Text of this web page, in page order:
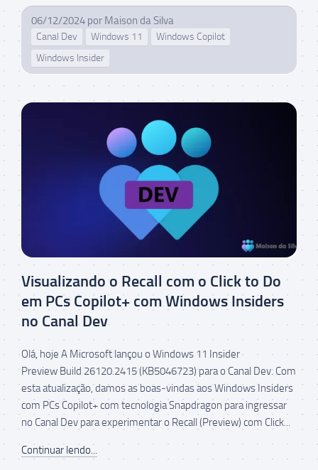
06/12/2024 por Maison da Silva
Canal Dev Windows 11
Windows Copilot
Windows Insider
Visualizando o Recall com o Click to Do
em PCs Copilot+ com Windows Insiders
no Canal Dev
Olá, hoje A Microsoft lançou o Windows 11 Insider
Preview Build 26120.2415 (KB5046723) para o Canal Dev. Com
esta atualização, damos as boas-vindas aos Windows Insiders
com PCs Copilot+ com tecnologia Snapdragon para ingressar
no Canal Dev para experimentar o Recall (Preview) com Click...
Continuar lendo...